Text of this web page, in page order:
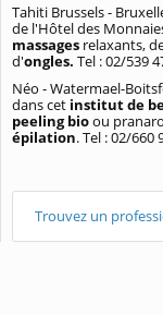
Tahiti Brussels -
de l'Hôtel des
massages relaxants,
d'ongles. Tel : 02/539
Néo - Watermael-
dans cet institut de
peeling bioou
épilation. Tel : 02/660
Trouvez un